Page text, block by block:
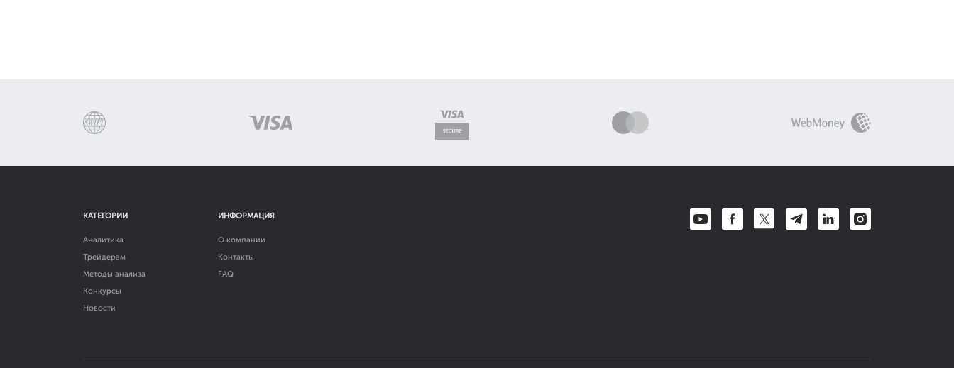
КАТЕГОРИИ
Аналитика
Трейдерам
Методы анализа
Конкурсы
Новости
ИНФОРМАЦИЯ
О компании
Контакты
FAQ